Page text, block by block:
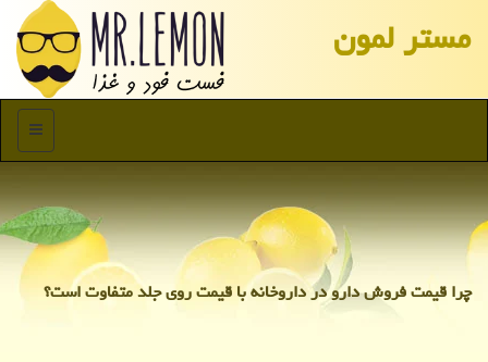
مستر لمون
منو
چرا قیمت فروش دارو در داروخانه با قیمت روی جلد متفاوت است؟